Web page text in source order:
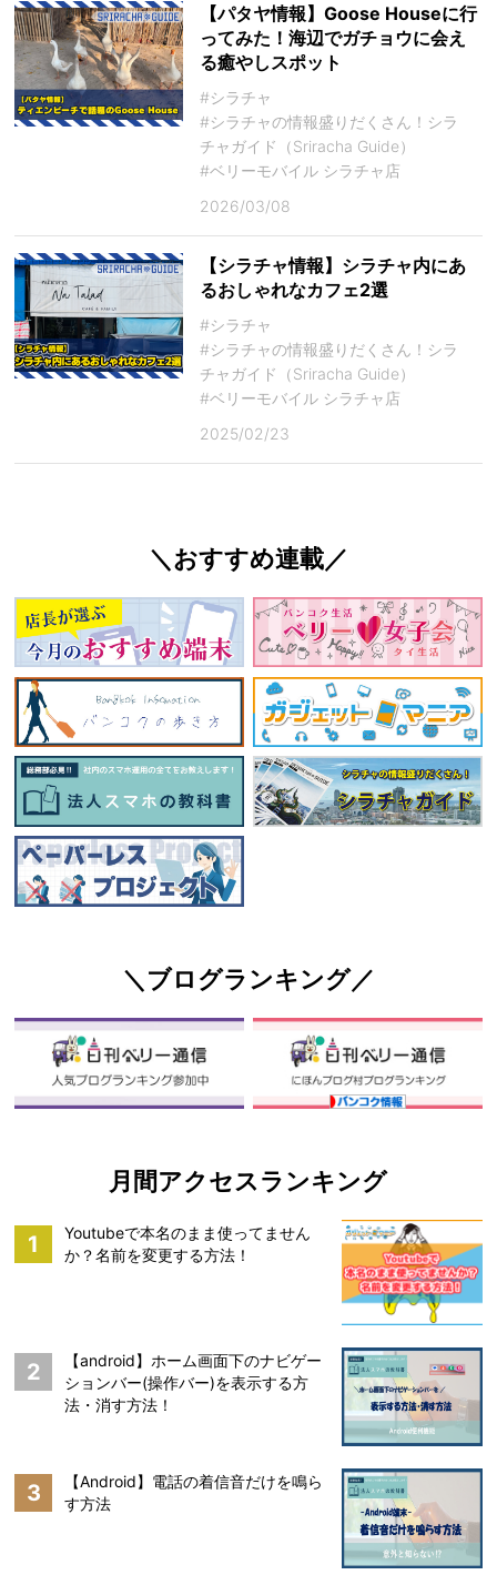
【パタヤ情報】Goose Houseに行
ってみた！海辺でガチョウに会え
る癒やしスポット
#シラチャ
#シラチャの情報盛りだくさん！シラ
チャガイド（Sriracha Guide）
#ベリーモバイル シラチャ店
2026/03/08
【シラチャ情報】シラチャ内にあ
るおしゃれなカフェ2選
#シラチャ
#シラチャの情報盛りだくさん！シラ
チャガイド（Sriracha Guide）
#ベリーモバイル シラチャ店
2025/02/23
＼おすすめ連載／
＼ブログランキング／
月間アクセスランキング
1
Youtubeで本名のまま使ってません
か？名前を変更する方法！
2
【android】ホーム画面下のナビゲー
ションバー(操作バー)を表示する方
法・消す方法！
3
【Android】電話の着信音だけを鳴ら
す方法